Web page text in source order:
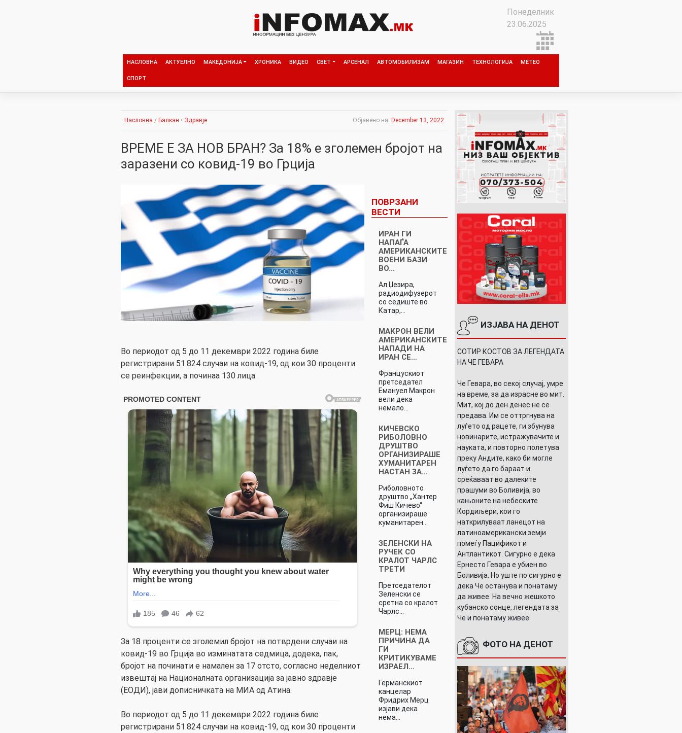
Понеделник
23.06.2025
НАСЛОВНА АКТУЕЛНО МАКЕДОНИЈА ХРОНИКА ВИДЕО СВЕТ АРСЕНАЛ АВТОМОБИЛИЗАМ МАГАЗИН ТЕХНОЛОГИЈА МЕТЕО
СПОРТ
Насловна / Балкан • Здравје Објавено на: December 13, 2022
ВРЕМЕ Е ЗА НОВ БРАН? За 18% е зголемен бројот на
заразени со ковид-19 во Грција
Во периодот од 5 до 11 декември 2022 година биле
регистрирани 51.824 случаи на ковид-19, од кои 30 проценти
се реинфекции, а починаа 130 лица.
За 18 проценти се зголемил бројот на потврдени случаи на
ковид-19 во Грција во изминатата седмица, додека, пак,
бројот на починати е намален за 17 отсто, согласно неделниот
извештај на Националната организација за јавно здравје
(ЕОДИ), јави дописничката на МИА од Атина.
Во периодот од 5 до 11 декември 2022 година биле
регистрирани 51.824 случаи на ковид-19, од кои 30 проценти
ПОВРЗАНИ
ВЕСТИ
ИРАН ГИ
НАПАЃА
АМЕРИКАНСКИТЕ
ВОЕНИ БАЗИ
ВО…
Ал Џезира,
радиодифузерот
со седиште во
Катар,…
МАКРОН ВЕЛИ
АМЕРИКАНСКИТЕ
НАПАДИ НА
ИРАН СЕ…
Францускиот
претседател
Емануел Макрон
вели дека
немало…
КИЧЕВСКО
РИБОЛОВНО
ДРУШТВО
ОРГАНИЗИРАШЕ
ХУМАНИТАРЕН
НАСТАН ЗА…
Риболовното
друштво „Хантер
Фиш Кичево“
организираше
куманитарен…
ЗЕЛЕНСКИ НА
РУЧЕК СО
КРАЛОТ ЧАРЛС
ТРЕТИ
Претседателот
Зеленски се
сретна со кралот
Чарлс…
МЕРЦ: НЕМА
ПРИЧИНA ДА
ГИ
КРИТИКУВАМЕ
ИЗРАЕЛ…
Германскиот
канцелар
Фридрих Мерц
изјави дека
нема…
ИЗЈАВА НА ДЕНОТ
СОТИР КОСТОВ ЗА ЛЕГЕНДАТА
НА ЧЕ ГЕВАРА
Че Гевара, во секој случај, умре
на време, за да израсне во мит.
Мит, кој до ден денес не се
предава. Им се оттргнува на
луѓето од рацете, ги збунува
новинарите, истражувачите и
науката, и повторно полетува
преку Андите, како би могле
луѓето да го бараат и
среќаваат во далеките
прашуми во Боливија, во
кањоните на небеските
Кордиљери, кои го
наткрилуваат ланецот на
латиноамерикански земји
помеѓу Пацификот и
Антлантикот. Сигурно е дека
Ернесто Гевара е убиен во
Боливија. Но уште по сигурно е
дека Че останува и понатаму
да живее. На вечно жешкото
кубанско сонце, легендата за
Че и понатаму живее.
ФОТО НА ДЕНОТ